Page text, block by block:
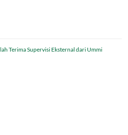
Terima Supervisi Eksternal dari Ummi